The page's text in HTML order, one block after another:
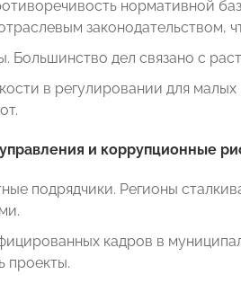
нормативной
законодательством,
Большинство дел связано с
в регулировании для
и коррупционные
подрядчики. Регионы
кадров в
проекты.